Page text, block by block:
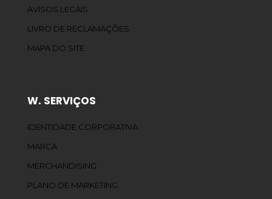
AVISOS LEGAIS
LIVRO DE RECLAMAÇÕES
MAPA DO SITE
W. SERVIÇOS
IDENTIDADE CORPORATIVA
MARCA
MERCHANDISING
PLANO DE MARKETING